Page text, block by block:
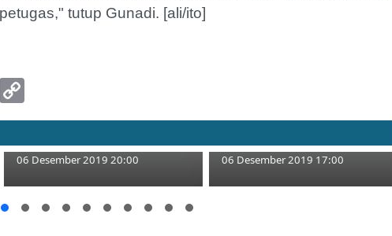
tutup Gunadi. [ali/ito]
Line
Baru Ada 37.900 Anak di
06 Desember 2019 20:00
Akhir Tahun, PA Putus 2.428
06 Desember 2019 17:00